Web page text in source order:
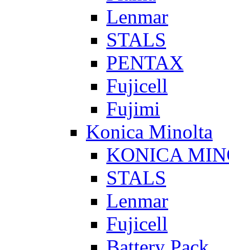
Lenmar
STALS
PENTAX
Fujicell
Fujimi
Konica Minolta
KONICA
STALS
Lenmar
Fujicell